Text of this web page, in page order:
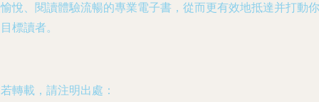
悅、閱讀體驗流暢的專業電子書，從而更有效地抵達并打動你
標讀者。
轉載，請注明出處：